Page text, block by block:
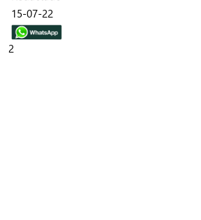
15-07-22
2